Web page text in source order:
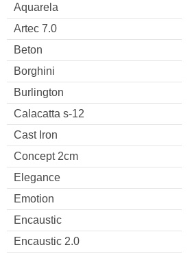
Aquarela
Artec 7.0
Beton
Borghini
Burlington
Calacatta s-12
Cast Iron
Concept 2cm
Elegance
Emotion
Encaustic
Encaustic 2.0